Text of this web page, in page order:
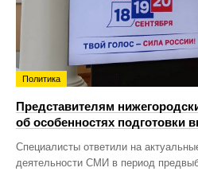
Политика
Представителям
об особенностях подготовки
Специалисты ответили на
деятельности СМИ в период